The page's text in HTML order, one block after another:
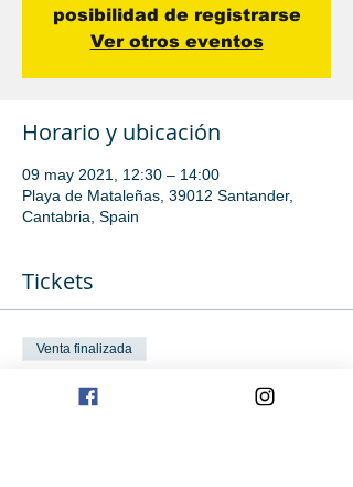
posibilidad de registrarse
Ver otros eventos
Horario y ubicación
09 may 2021, 12:30 – 14:00
Playa de Mataleñas, 39012 Santander,
Cantabria, Spain
Tickets
Venta finalizada
Tipo de entrada